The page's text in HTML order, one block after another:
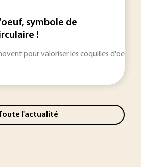
symbole de
!
pour valoriser les coquilles
l'actualité